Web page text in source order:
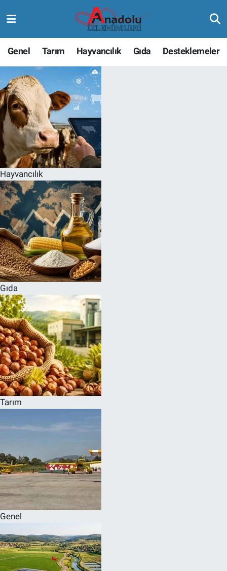
Genel Tarım Hayvancılık Gıda Desteklemeler
Hayvancılık
Gıda
Tarım
Genel